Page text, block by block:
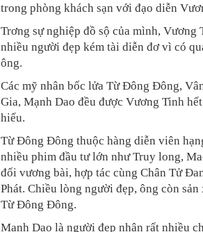
trong phòng khách sạn với đạo diễn
Trơng sự nghiệp đồ sộ của mình, Vương
nhiều người đẹp kém tài diễn đơ vì có
ông.
Các mỹ nhân bốc lửa Từ Đông Đông,
Gia, Mạnh Dao đều được Vương Tinh
hiểu.
Từ Đông Đông thuộc hàng diễn viên
nhiều phim đầu tư lớn như Truy long,
đối vương bài, hợp tác cùng Chân Tử
Phát. Chiều lòng người đẹp, ông còn
Từ Đông Đông.
Mạnh Dao là người đẹp nhận rất nhiều